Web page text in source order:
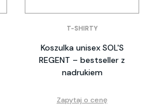
T-SHIRTY
Koszulka unisex SOL'S
REGENT – bestseller z
nadrukiem
Zapytaj o cenę